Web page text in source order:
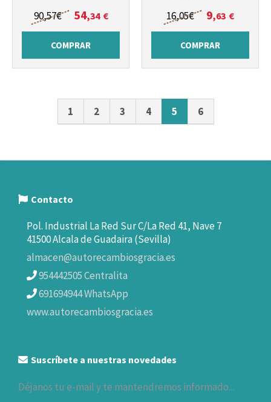
90,57€ 54,34 €
COMPRAR
16,05€ 9,63 €
COMPRAR
1 2 3 4 5 6
Contacto
Pol. Industrial La Red Sur C/La Red 41, Nave 7
41500 Alcala de Guadaira (Sevilla)
almacen@autorecambiosgracia.es
954442505 Centralita
691694944 WhatsApp
www.autorecambiosgracia.es
Suscríbete a nuestras novedades
Déjanos tu e-mail y te mantendremos informado...